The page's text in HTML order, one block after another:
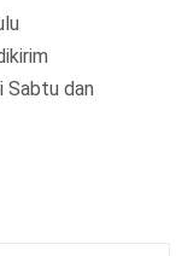
Sabtu dan